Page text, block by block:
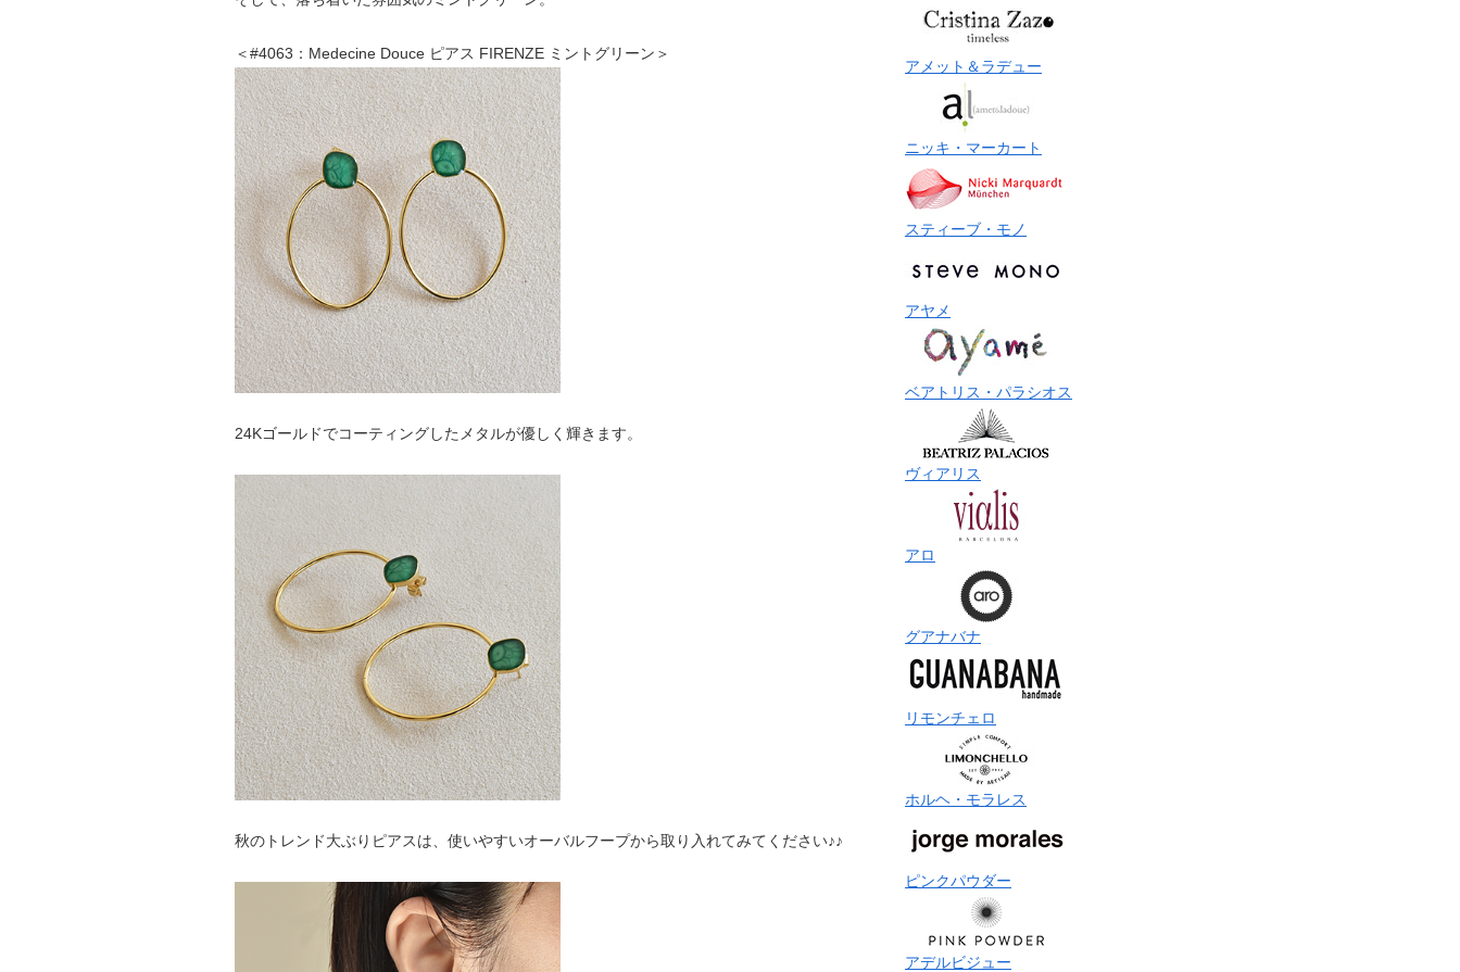
＜#4063：Medecine Douce ピアス FIRENZE ミントグリーン＞
24Kゴールドでコーティングしたメタルが優しく輝きます。
秋のトレンド大ぶりピアスは、使いやすいオーバルフープから取り入れてみてください♪♪
アメット＆ラデュー
ニッキ・マーカート
スティーブ・モノ
アヤメ
ベアトリス・パラシオス
ヴィアリス
アロ
グアナバナ
リモンチェロ
ホルヘ・モラレス
ピンクパウダー
アデルビジュー